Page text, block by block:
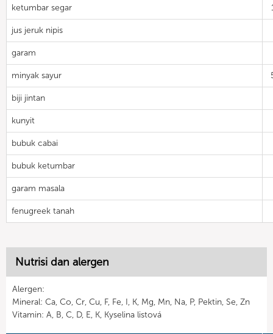
ketumbar segar
jus jeruk nipis
garam
minyak sayur
biji jintan
kunyit
bubuk cabai
bubuk ketumbar
garam masala
fenugreek tanah
Nutrisi dan alergen
Alergen:
Mineral: Ca, Co, Cr, Cu, F, Fe, I, K, Mg, Mn, Na, P, Pektin, Se, Zn
Vitamin: A, B, C, D, E, K, Kyselina listová